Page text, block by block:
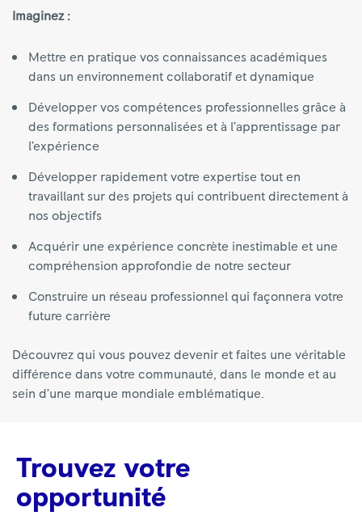
Imaginez :
Mettre en pratique vos connaissances académiques
dans un environnement collaboratif et dynamique
Développer vos compétences professionnelles grâce à
des formations personnalisées et à l’apprentissage par
l’expérience
Développer rapidement votre expertise tout en
travaillant sur des projets qui contribuent directement à
nos objectifs
Acquérir une expérience concrète inestimable et une
compréhension approfondie de notre secteur
Construire un réseau professionnel qui façonnera votre
future carrière
Découvrez qui vous pouvez devenir et faites une véritable
différence dans votre communauté, dans le monde et au
sein d’une marque mondiale emblématique.
Trouvez votre
opportunité